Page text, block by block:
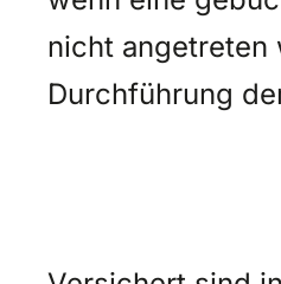
nicht angetreten
Durchführung